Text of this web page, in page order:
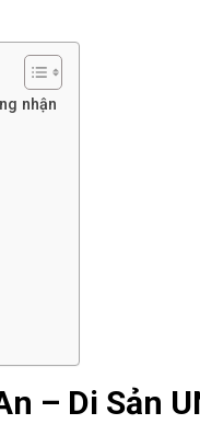
nhận
– Di Sản